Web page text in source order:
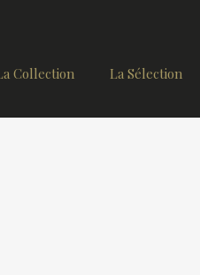
Collection La Sélection